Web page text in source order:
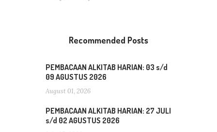
Recommended Posts
PEMBACAAN ALKITAB HARIAN: 03 s/d
09 AGUSTUS 2026
August 01, 2026
PEMBACAAN ALKITAB HARIAN: 27 JULI
s/d 02 AGUSTUS 2026